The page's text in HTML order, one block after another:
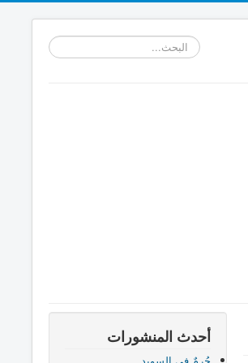
البحث...
أحدث المنشورات